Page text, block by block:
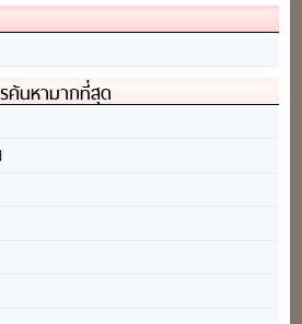
ค้นหามากที่สุด